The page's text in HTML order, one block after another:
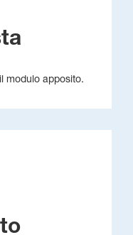
modulo apposito.